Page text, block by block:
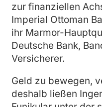
zur finanziellen
Imperial Ottoman
ihr Marmor-
Deutsche Bank,
Versicherer.
Geld zu bewegen,
deshalb ließen